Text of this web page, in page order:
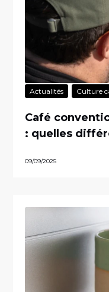
Actualités Culture
Café
: quelles
09/09/2025